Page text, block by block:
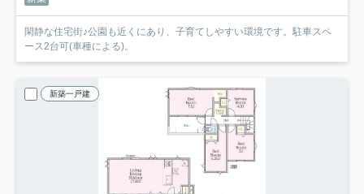
閑静な住宅街♪公園も近くにあり、子育てしやすい環境です。駐車スペ
ース2台可(車種による)。
新築一戸建